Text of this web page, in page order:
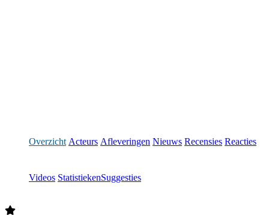
Overzicht Acteurs Afleveringen Nieuws Recensies Reacties
Videos StatistiekenSuggesties